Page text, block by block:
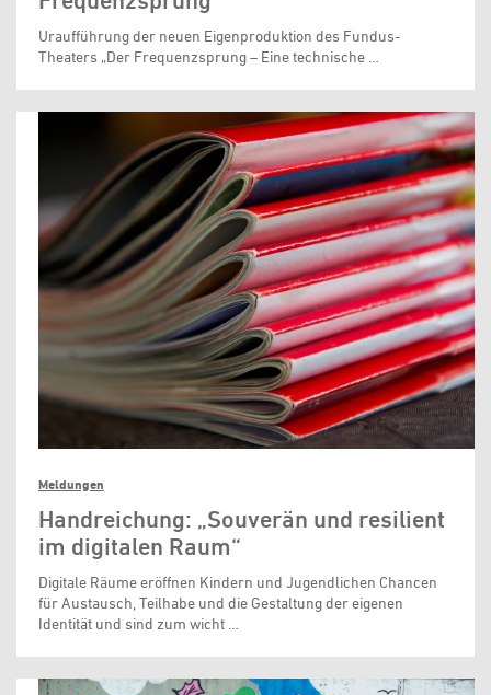
Uraufführung der neuen Eigenproduktion des Fundus-
Theaters „Der Frequenzsprung – Eine technische …
Meldungen
Handreichung: „Souverän und resilient
im digitalen Raum“
Digitale Räume eröffnen Kindern und Jugendlichen Chancen
für Austausch, Teilhabe und die Gestaltung der eigenen
Identität und sind zum wicht …